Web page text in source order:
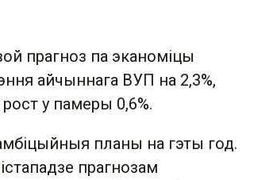
прагноз па эканоміцы
айчыннага ВУП на 2,3%,
у памеры 0,6%.
планы на гэты год.
прагнозам